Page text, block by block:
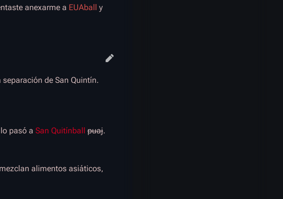
anexarme a EUAball y
de San Quintín.
pasó a San Quitínball puaj.
alimentos asiáticos,